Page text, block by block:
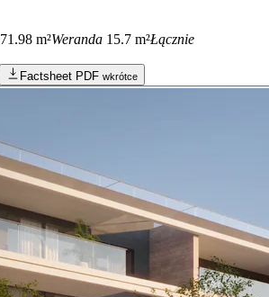
71.98 m²Weranda 15.7 m²Łącznie
Factsheet PDF wkrótce